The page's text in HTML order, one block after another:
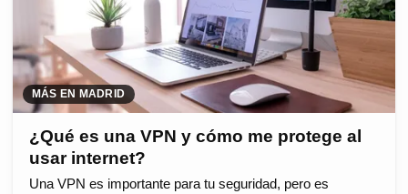
MÁS EN MADRID
¿Qué es una VPN y cómo me protege al
usar internet?
Una VPN es importante para tu seguridad, pero es